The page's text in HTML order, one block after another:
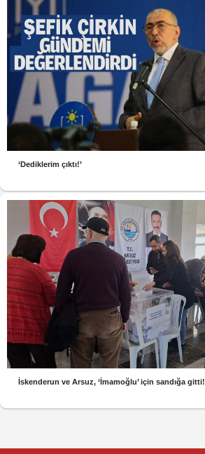
‘Dediklerim çıktı!’
İskenderun ve Arsuz, ‘İmamoğlu’ için sandığa gitti!